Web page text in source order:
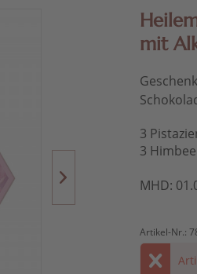
mit
3
3
MHD:
Artikel-Nr.: